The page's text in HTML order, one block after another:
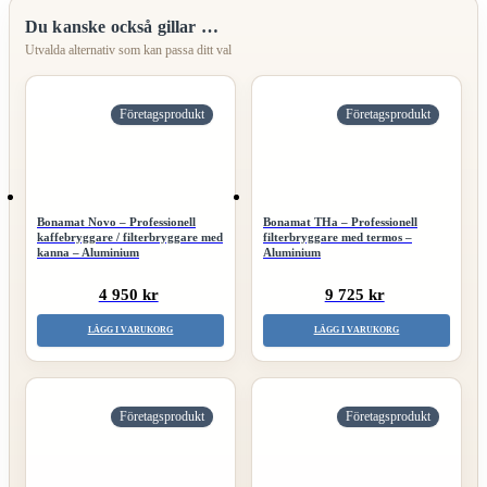
Du kanske också gillar …
Företagsprodukt
Bonamat Novo – Professionell
kaffebryggare / filterbryggare med
kanna – Aluminium
4 950 kr
LÄGG I VARUKORG
Företagsprodukt
Bonamat THa – Professionell
filterbryggare med termos –
Aluminium
9 725 kr
LÄGG I VARUKORG
Företagsprodukt Företagsprodukt